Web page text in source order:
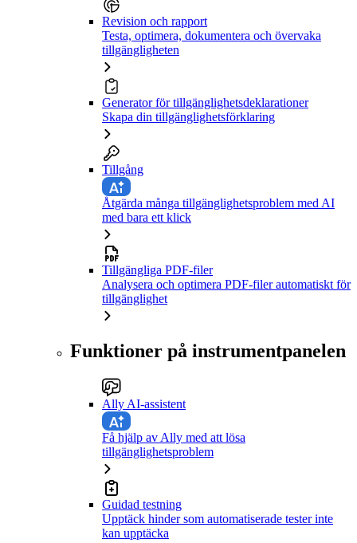
Revision och rapport
Testa, optimera, dokumentera och övervaka
tillgängligheten
Generator för tillgänglighetsdeklarationer
Skapa din tillgänglighetsförklaring
Tillgång
Åtgärda många tillgänglighetsproblem med AI
med bara ett klick
Tillgängliga PDF-filer
Analysera och optimera PDF-filer automatiskt för
tillgänglighet
Funktioner på instrumentpanelen
Ally AI-assistent
Få hjälp av Ally med att lösa
tillgänglighetsproblem
Guidad testning
Upptäck hinder som automatiserade tester inte
kan upptäcka